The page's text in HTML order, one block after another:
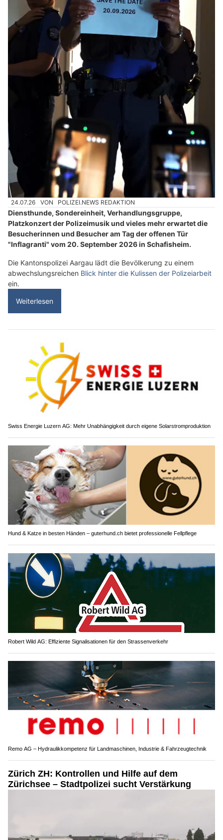
24.07.26 VON POLIZEI.NEWS REDAKTION
Diensthunde, Sondereinheit, Verhandlungsgruppe,
Platzkonzert der Polizeimusik und vieles mehr erwartet die
Besucherinnen und Besucher am Tag der offenen Tür
"Inflagranti" vom 20. September 2026 in Schafisheim.
Die Kantonspolizei Aargau lädt die Bevölkerung zu einem
abwechslungsreichen Blick hinter die Kulissen der Polizeiarbeit
ein.
Weiterlesen
Swiss Energie Luzern AG: Mehr Unabhängigkeit durch eigene Solarstromproduktion
Hund & Katze in besten Händen – guterhund.ch bietet professionelle Fellpflege
Robert Wild AG: Effiziente Signalisationen für den Strassenverkehr
Remo AG – Hydraulikkompetenz für Landmaschinen, Industrie & Fahrzeugtechnik
Zürich ZH: Kontrollen und Hilfe auf dem
Zürichsee – Stadtpolizei sucht Verstärkung